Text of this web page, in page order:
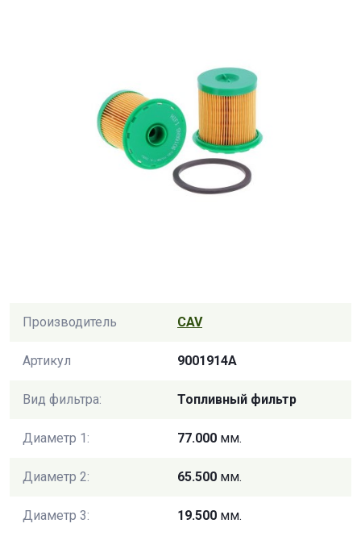
Производитель CAV
Артикул 9001914A
Вид фильтра: Топливный фильтр
Диаметр 1: 77.000 мм.
Диаметр 2: 65.500 мм.
Диаметр 3: 19.500 мм.